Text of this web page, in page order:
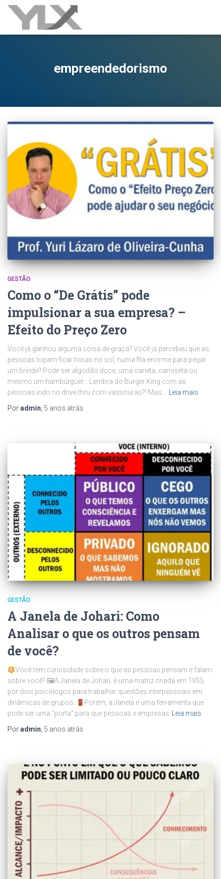
empreendedorismo
GESTÃO
Como o “De Grátis” pode
impulsionar a sua empresa? –
Efeito do Preço Zero
Você já ganhou alguma coisa de graça? Você já percebeu que as
pessoas topam ficar horas no sol, numa fila enorme para pegar
um brinde? Pode ser algodão doce, uma caneta, camiseta ou
mesmo um hambúrguer… Lembra do Burger King com as
pessoas indo no drive thru com vassouras?! Mas…
Leia mais
Poradmin 5 anos atrás
GESTÃO
A Janela de Johari: Como
Analisar o que os outros pensam
de você?
Você tem curiosidade sobre o que as pessoas pensam e falam
sobre você? 🖼A Janela de Johari, é uma matriz criada em 1955,
por dois psicólogos para trabalhar questões interpessoais em
dinâmicas de grupos.
Porém, a Janela é uma ferramenta que
pode ser uma “porta” para que pessoas e empresas Leia mais
Poradmin, 5 anos atrás